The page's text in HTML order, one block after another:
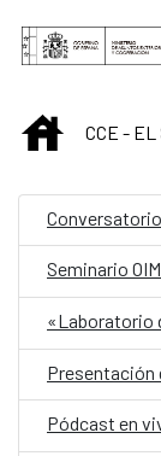
Saltar al
INICIOCCE - EL
«Laboratorio
Presentación